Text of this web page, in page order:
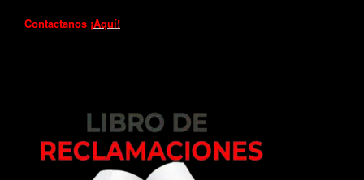
Contactanos ¡Aquí!